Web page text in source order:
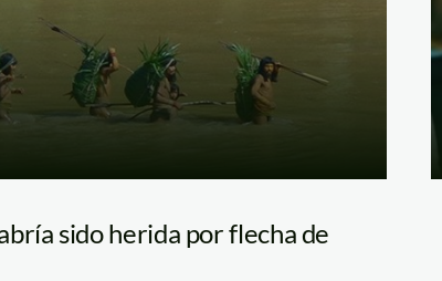
sido herida por flecha de